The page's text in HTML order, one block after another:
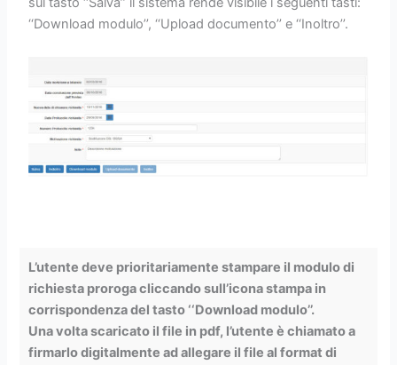
‘‘Download modulo’’, ‘‘Upload documento’’ e ‘‘Inoltro’’.
L’utente deve prioritariamente stampare il modulo di
richiesta proroga cliccando sull’icona stampa in
corrispondenza del tasto ‘‘Download modulo’’.
Una volta scaricato il file in pdf, l’utente è chiamato a
firmarlo digitalmente ad allegare il file al format di